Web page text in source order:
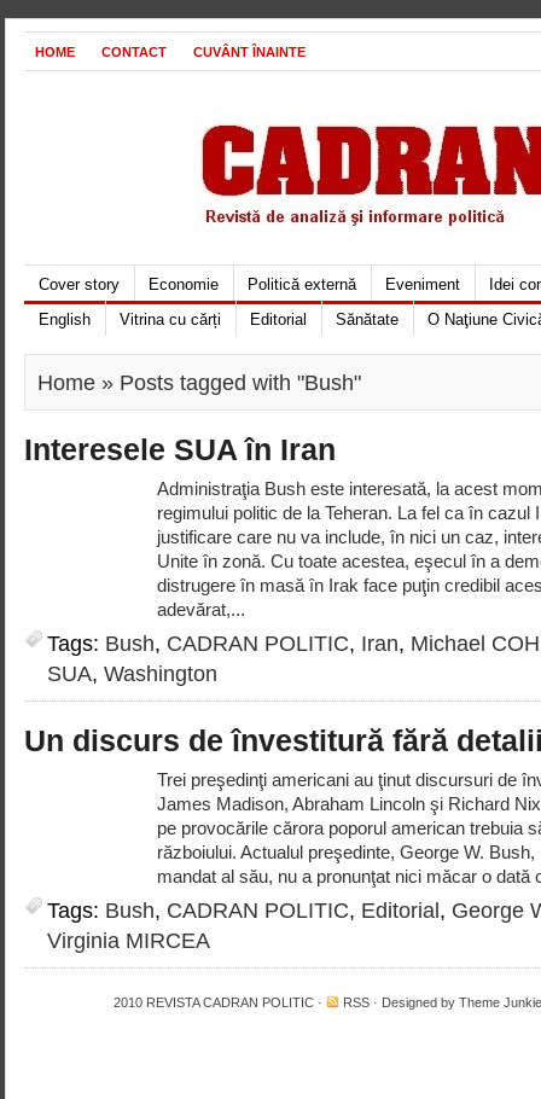
HOME CONTACT CUVÂNT ÎNAINTE
Cover story Economie Politică externă Eveniment
Idei
English
Vitrina cu cărți Editorial Sănătate O Naţiune
Home » Posts tagged with "Bush"
Interesele SUA în Iran
Administraţia Bush este interesată, la acest
regimului politic de la Teheran. La fel ca în cazul
justificare care nu va include, în nici un caz,
Unite în zonă. Cu toate acestea, eşecul în a
distrugere în masă în Irak face puţin credibil
adevărat,...
Tags: Bush, CADRAN POLITIC, Iran, Michael
SUA, Washington
Un discurs de învestitură fără
Trei preşedinţi americani au ţinut discursuri de
James Madison, Abraham Lincoln şi Richard
pe provocările cărora poporul american trebuia
războiului. Actualul preşedinte, George W.
mandat al său, nu a pronunţat nici măcar o dată
Tags: Bush, CADRAN POLITIC, Editorial, George
Virginia MIRCEA
2010 REVISTA CADRAN POLITIC · RSS · Designed by Theme Junkie